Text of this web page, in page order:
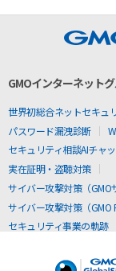
GMOインターネット
世界初総合ネットセキュ
パスワード漏洩診断
セキュリティ相談AIチャ
実在証明・盗聴対策
サイバー攻撃対策（GMO
サイバー攻撃対策（GMO
セキュリティ事業の軌跡